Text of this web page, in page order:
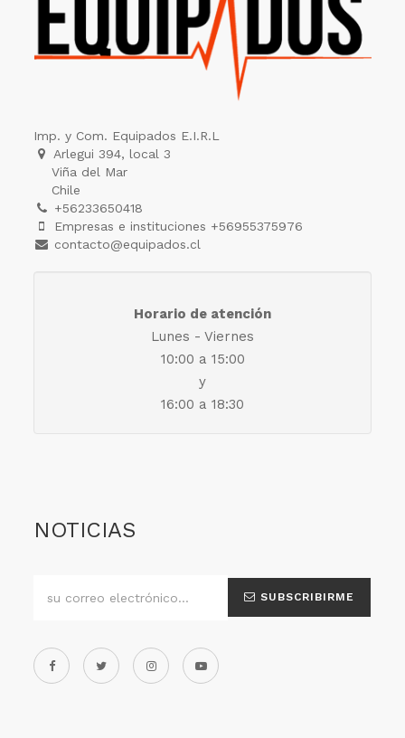
Imp. y Com. Equipados E.I.R.L
Arlegui 394, local 3
Viña del Mar
Chile
+56233650418
Empresas e instituciones +56955375976
contacto@equipados.cl
Horario de atención
Lunes - Viernes
10:00 a 15:00
y
16:00 a 18:30
NOTICIAS
SUBSCRIBIRME